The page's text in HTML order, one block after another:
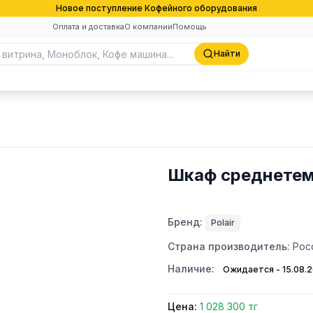
Новое поступление Кофейного оборудования
Оплата и доставкаО компанииПомощь
Найти
Шкаф
Бренд: Polair
Страна производитель:
Наличие:
Ожидается -
Цена: 1 028 300 тг